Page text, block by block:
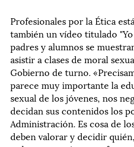
Profesionales por la Ética
también un vídeo titulado
padres y alumnos se
asistir a clases de moral
Gobierno de turno.
parece muy importante la
sexual de los jóvenes, nos
decidan sus contenidos los
Administración. Es cosa de
deben valorar y decidir